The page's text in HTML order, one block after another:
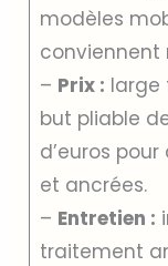
modèles
conviennent
– Prix : large
but pliable
d’euros
et ancrées.
– Entretien :
traitement